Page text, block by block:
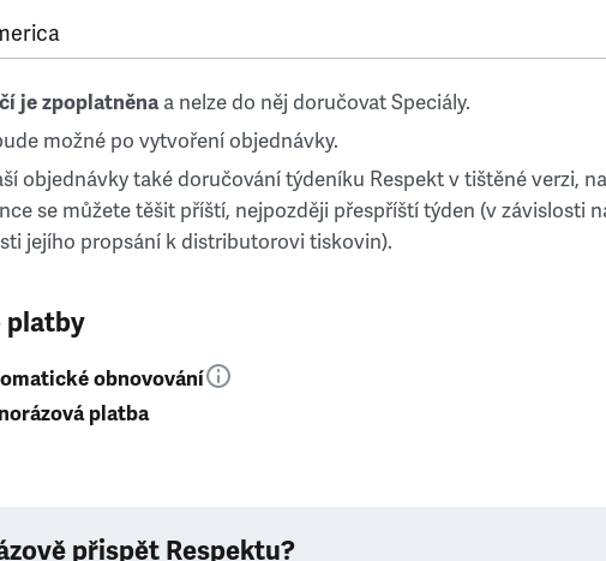
je zpoplatněnaa nelze do něj doručovat Speciály.
možné po vytvoření objednávky.
objednávky také doručování týdeníku Respekt v tištěné verzi,
se můžete těšit příští, nejpozději přespříští týden (v závislosti
jejího propsání k distributorovi tiskovin).
platby
obnovování
platba
přispět Respektu?